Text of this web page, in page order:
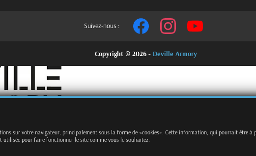
Suivez-nous :
Copyright © 2026 - Deville Armory
sur votre navigateur, principalement sous la forme de «cookies». Cette information, qui pourrait être à
pour faire fonctionner le site comme vous le souhaitez.